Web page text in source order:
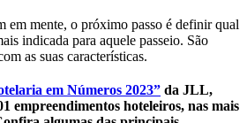
em mente, o próximo passo é definir qual
indicada para aquele passeio. São
as suas características.
em Números 2023” da JLL,
empreendimentos hoteleiros, nas mais